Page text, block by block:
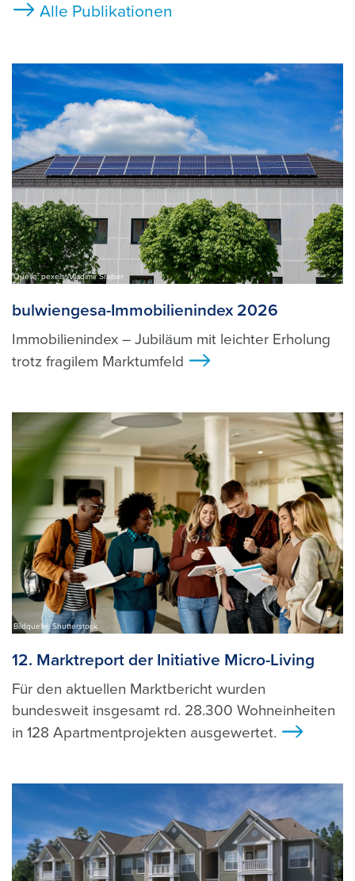
Alle Publikationen
Quelle: pexels, Vladimir Srajber
bulwiengesa-Immobilienindex 2026
Immobilienindex – Jubiläum mit leichter Erholung
trotz fragilem Marktumfeld
Bildquelle: Shutterstock
12. Marktreport der Initiative Micro-Living
Für den aktuellen Marktbericht wurden
bundesweit insgesamt rd. 28.300 Wohneinheiten
in 128 Apartmentprojekten ausgewertet.